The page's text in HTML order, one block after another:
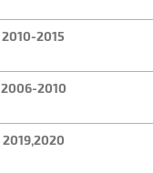
2010-2015
2006-2010
2019,2020